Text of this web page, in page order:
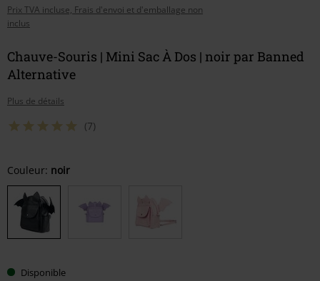
Prix TVA incluse, Frais d'envoi et d'emballage non
inclus
Chauve-Souris | Mini Sac À Dos | noir par Banned
Alternative
Plus de détails
(7)
Choisissez
votre
taille
Couleur: noir
Disponible